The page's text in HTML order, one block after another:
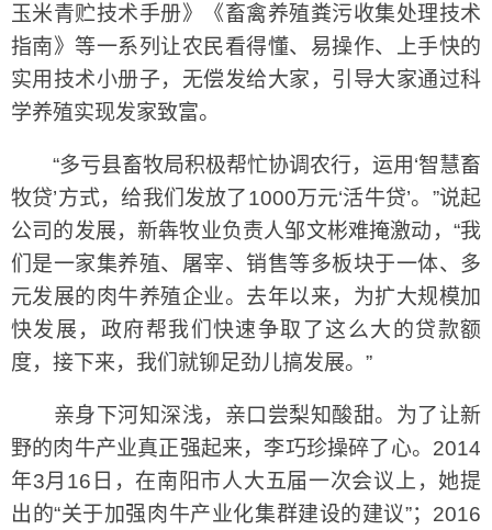
玉米青贮技术手册》《畜禽养殖粪污收集处理技术
指南》等一系列让农民看得懂、易操作、上手快的
实用技术小册子，无偿发给大家，引导大家通过科
学养殖实现发家致富。
“多亏县畜牧局积极帮忙协调农行，运用‘智慧畜
牧贷’方式，给我们发放了1000万元‘活牛贷’。”说起
公司的发展，新犇牧业负责人邹文彬难掩激动，“我
们是一家集养殖、屠宰、销售等多板块于一体、多
元发展的肉牛养殖企业。去年以来，为扩大规模加
快发展，政府帮我们快速争取了这么大的贷款额
度，接下来，我们就铆足劲儿搞发展。”
亲身下河知深浅，亲口尝梨知酸甜。为了让新
野的肉牛产业真正强起来，李巧珍操碎了心。2014
年3月16日，在南阳市人大五届一次会议上，她提
出的“关于加强肉牛产业化集群建设的建议”；2016